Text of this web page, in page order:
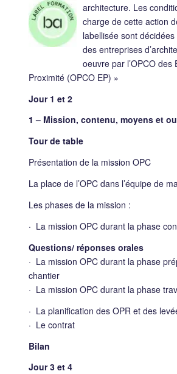
architecture. Les
charge de cette action
labellisée sont
des entreprises
oeuvre par l’OPCO des
Proximité (OPCO EP) »
Jour 1 et 2
1 – Mission, contenu, moyens et
Tour de table
Présentation de la mission OPC
La place de l’OPC dans l’équipe de
Les phases de la mission :
· La mission OPC durant la phase
Questions/ réponses orales
· La mission OPC durant la phase
chantier
· La mission OPC durant la phase
· La planification des OPR et des
· Le contrat
Bilan
Jour 3 et 4